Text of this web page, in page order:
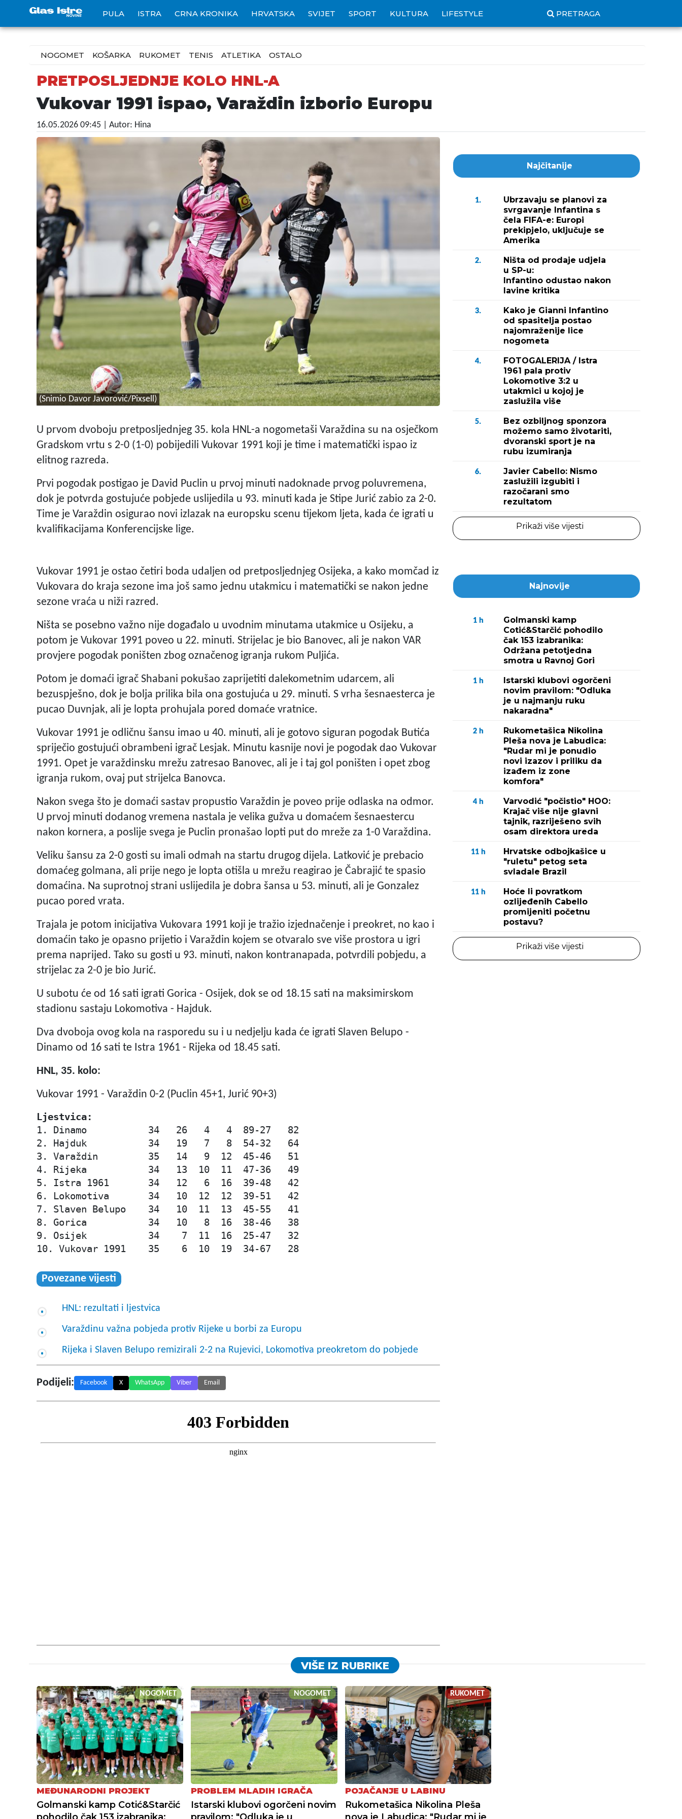
PULA ISTRA CRNA KRONIKA HRVATSKA SVIJET SPORT KULTURA LIFESTYLE PRETRAGA
NOGOMET KOŠARKA RUKOMET TENIS ATLETIKA OSTALO
PRETPOSLJEDNJE KOLO HNL-A
Vukovar 1991 ispao, Varaždin izborio Europu
16.05.2026 09:45 | Autor: Hina
(Snimio Davor Javorović/Pixsell)
U prvom dvoboju pretposljednjeg 35. kola HNL-a nogometaši Varaždina su na osječkom
Gradskom vrtu s 2-0 (1-0) pobijedili Vukovar 1991 koji je time i matematički ispao iz
elitnog razreda.
Prvi pogodak postigao je David Puclin u prvoj minuti nadoknade prvog poluvremena,
dok je potvrda gostujuće pobjede uslijedila u 93. minuti kada je Stipe Jurić zabio za 2-0.
Time je Varaždin osigurao novi izlazak na europsku scenu tijekom ljeta, kada će igrati u
kvalifikacijama Konferencijske lige.
Vukovar 1991 je ostao četiri boda udaljen od pretposljednjeg Osijeka, a kako momčad iz
Vukovara do kraja sezone ima još samo jednu utakmicu i matematički se nakon jedne
sezone vraća u niži razred.
Ništa se posebno važno nije događalo u uvodnim minutama utakmice u Osijeku, a
potom je Vukovar 1991 poveo u 22. minuti. Strijelac je bio Banovec, ali je nakon VAR
provjere pogodak poništen zbog označenog igranja rukom Puljića.
Potom je domaći igrač Shabani pokušao zaprijetiti dalekometnim udarcem, ali
bezuspješno, dok je bolja prilika bila ona gostujuća u 29. minuti. S vrha šesnaesterca je
pucao Duvnjak, ali je lopta prohujala pored domaće vratnice.
Vukovar 1991 je odličnu šansu imao u 40. minuti, ali je gotovo siguran pogodak Butića
spriječio gostujući obrambeni igrač Lesjak. Minutu kasnije novi je pogodak dao Vukovar
1991. Opet je varaždinsku mrežu zatresao Banovec, ali je i taj gol poništen i opet zbog
igranja rukom, ovaj put strijelca Banovca.
Nakon svega što je domaći sastav propustio Varaždin je poveo prije odlaska na odmor.
U prvoj minuti dodanog vremena nastala je velika gužva u domaćem šesnaestercu
nakon kornera, a poslije svega je Puclin pronašao lopti put do mreže za 1-0 Varaždina.
Veliku šansu za 2-0 gosti su imali odmah na startu drugog dijela. Latković je prebacio
domaćeg golmana, ali prije nego je lopta otišla u mrežu reagirao je Čabrajić te spasio
domaćina. Na suprotnoj strani uslijedila je dobra šansa u 53. minuti, ali je Gonzalez
pucao pored vrata.
Trajala je potom inicijativa Vukovara 1991 koji je tražio izjednačenje i preokret, no kao i
domaćin tako je opasno prijetio i Varaždin kojem se otvaralo sve više prostora u igri
prema naprijed. Tako su gosti u 93. minuti, nakon kontranapada, potvrdili pobjedu, a
strijelac za 2-0 je bio Jurić.
U subotu će od 16 sati igrati Gorica - Osijek, dok se od 18.15 sati na maksimirskom
stadionu sastaju Lokomotiva - Hajduk.
Dva dvoboja ovog kola na rasporedu su i u nedjelju kada će igrati Slaven Belupo -
Dinamo od 16 sati te Istra 1961 - Rijeka od 18.45 sati.
HNL, 35. kolo:
Vukovar 1991 - Varaždin 0-2 (Puclin 45+1, Jurić 90+3)
Ljestvica:
1. Dinamo           34   26   4   4  89-27   82
2. Hajduk           34   19   7   8  54-32   64
3. Varaždin         35   14   9  12  45-46   51
4. Rijeka           34   13  10  11  47-36   49
5. Istra 1961       34   12   6  16  39-48   42
6. Lokomotiva       34   10  12  12  39-51   42
7. Slaven Belupo    34   10  11  13  45-55   41
8. Gorica           34   10   8  16  38-46   38
9. Osijek           34    7  11  16  25-47   32
10. Vukovar 1991    35    6  10  19  34-67   28
Povezane vijesti
HNL: rezultati i ljestvica
Varaždinu važna pobjeda protiv Rijeke u borbi za Europu
Rijeka i Slaven Belupo remizirali 2-2 na Rujevici, Lokomotiva preokretom do pobjede
Podijeli: Facebook X WhatsApp Viber Email
Najčitanije
1.
Ubrzavaju se planovi za
svrgavanje Infantina s
čela FIFA-e: Europi
prekipjelo, uključuje se
Amerika
2.
Ništa od prodaje udjela
u SP-u:
Infantino odustao nakon
lavine kritika
3.
Kako je Gianni Infantino
od spasitelja postao
najomraženije lice
nogometa
4.
FOTOGALERIJA / Istra
1961 pala protiv
Lokomotive 3:2 u
utakmici u kojoj je
zaslužila više
5.
Bez ozbiljnog sponzora
možemo samo životariti,
dvoranski sport je na
rubu izumiranja
6.
Javier Cabello: Nismo
zaslužili izgubiti i
razočarani smo
rezultatom
Prikaži više vijesti
Najnovije
1 h
Golmanski kamp
Cotić&Starčić pohodilo
čak 153 izabranika:
Održana petotjedna
smotra u Ravnoj Gori
1 h
Istarski klubovi ogorčeni
novim pravilom: "Odluka
je u najmanju ruku
nakaradna"
2 h
Rukometašica Nikolina
Pleša nova je Labudica:
"Rudar mi je ponudio
novi izazov i priliku da
izađem iz zone
komfora"
4 h
Varvodić "počistio" HOO:
Krajač više nije glavni
tajnik, razriješeno svih
osam direktora ureda
11 h
Hrvatske odbojkašice u
"ruletu" petog seta
svladale Brazil
11 h
Hoće li povratkom
ozlijeđenih Cabello
promijeniti početnu
postavu?
Prikaži više vijesti
VIŠE IZ RUBRIKE
NOGOMET
MEĐUNARODNI PROJEKT
Golmanski kamp Cotić&Starčić
NOGOMET
PROBLEM MLADIH IGRAČA
Istarski klubovi ogorčeni novim
RUKOMET
POJAČANJE U LABINU
Rukometašica Nikolina Pleša